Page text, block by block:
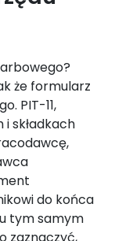
że formularz
PIT-11,
składkach
do końca
tym samym